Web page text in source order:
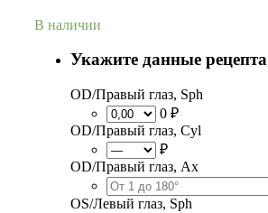
В наличии
Укажите данные рецепта
OD/Правый глаз, Sph
0 ₽
OD/Правый глаз, Cyl
₽
OD/Правый глаз, Ax
OS/Левый глаз, Sph